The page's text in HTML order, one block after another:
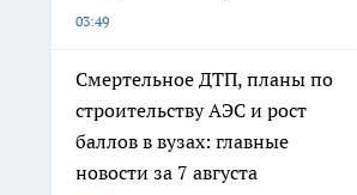
03:49
Смертельное ДТП, планы по
строительству АЭС и рост
баллов в вузах: главные
новости за 7 августа